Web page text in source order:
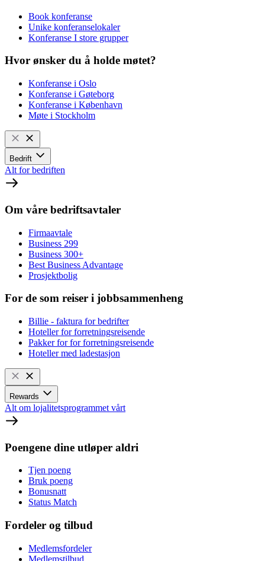
Book konferanse
Unike konferanselokaler
Konferanse I store grupper
Hvor ønsker du å holde møtet?
Konferanse i Oslo
Konferanse i Gøteborg
Konferanse i København
Møte i Stockholm
Bedrift
Alt for bedriften
Om våre bedriftsavtaler
Firmaavtale
Business 299
Business 300+
Best Business Advantage
Prosjektbolig
For de som reiser i jobbsammenheng
Billie - faktura for bedrifter
Hoteller for forretningsreisende
Pakker for for forretningsreisende
Hoteller med ladestasjon
Rewards
Alt om lojalitetsprogrammet vårt
Poengene dine utløper aldri
Tjen poeng
Bruk poeng
Bonusnatt
Status Match
Fordeler og tilbud
Medlemsfordeler
Medlemstilbud